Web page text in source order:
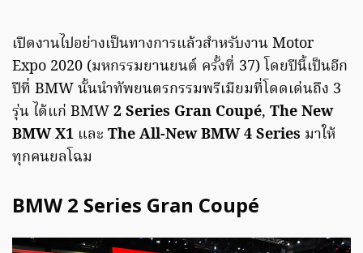
เปิดงานไปอย่างเป็นทางการแล้วสำหรับงาน Motor
Expo 2020 (มหกรรมยานยนต์ ครั้งที่ 37) โดยปีนี้เป็นอีก
ปีที่ BMW นั้นนำทัพยนตรกรรมพรีเมียมที่โดดเด่นถึง 3
รุ่น ได้แก่ BMW2 Series Gran Coupé, The New
BMW X1 และ The All-New BMW 4 Series มาให้
ทุกคนยลโฉม
BMW 2 Series Gran Coupé